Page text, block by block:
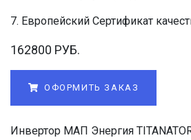
7. Европейский Сертификат
162800 РУБ.
ОФОРМИТЬ ЗАКАЗ
Инвертор МАП Энергия